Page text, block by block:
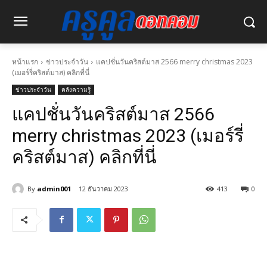
หน้าแรก ข่าวประจำวัน
แคปชั่นวันคริสต์มาส 2566 merry christmas 2023
(เมอร์รี่คริสต์มาส) คลิกที่นี่
ข่าวประจำวัน คลังความรู้
แคปชั่นวันคริสต์มาส 2566
merry christmas 2023 (เมอร์รี่
คริสต์มาส) คลิกที่นี่
By admin001 12 ธันวาคม 2023 0
413